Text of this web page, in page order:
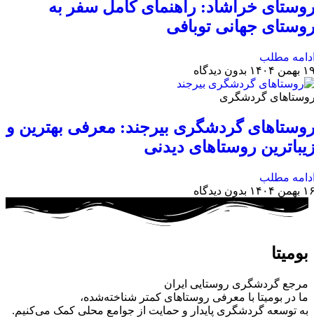
خراشاد: راهنمای کامل سفر به
جهانی توبافی
مطلب
۱۴۰۴
بدون دیدگاه
گردشگری
گردشگری بیرجند: معرفی بهترین و
روستاهای دیدنی
مطلب
۱۴۰۴
بدون دیدگاه
بومیتا
مرجع گردشگری روستایی ایران
ما در بومیتا با معرفی روستاهای کمتر شناخته‌شده،
به توسعه گردشگری پایدار و حمایت از جوامع محلی کمک می‌کنیم.